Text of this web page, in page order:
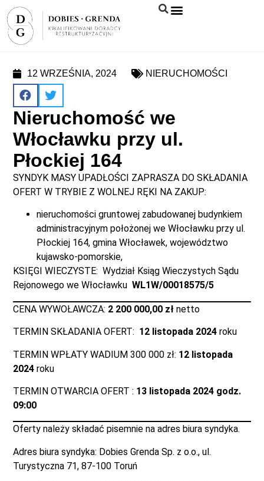
12 WRZEŚNIA, 2024 NIERUCHOMOŚCI
Nieruchomość we
Włocławku przy ul.
Płockiej 164
SYNDYK MASY UPADŁOŚCI ZAPRASZA DO SKŁADANIA
OFERT W TRYBIE Z WOLNEJ RĘKI NA ZAKUP:
nieruchomości gruntowej zabudowanej budynkiem
administracyjnym położonej we Włocławku przy ul.
Płockiej 164, gmina Włocławek, województwo
kujawsko-pomorskie,
KSIĘGI WIECZYSTE: Wydział Ksiąg Wieczystych Sądu
Rejonowego we WłocławkuWL1W/00018575/5
CENA WYWOŁAWCZA: 2 200 000,00 zł netto
TERMIN SKŁADANIA OFERT: 12 listopada 2024 roku
TERMIN WPŁATY WADIUM 300 000 zł: 12 listopada
2024 roku
TERMIN OTWARCIA OFERT : 13 listopada 2024 godz.
09:00
Oferty należy składać pisemnie na adres biura syndyka.
Adres biura syndyka: Dobies Grenda Sp. z o.o., ul.
Turystyczna 71, 87-100 Toruń